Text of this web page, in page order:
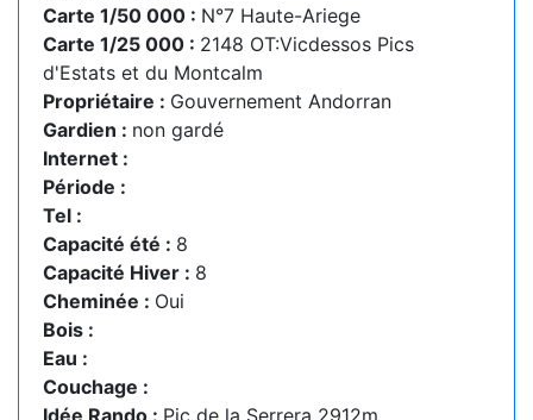
Carte 1/50 000 : N°7 Haute-Ariege
Carte 1/25 000 : 2148 OT:Vicdessos Pics
d'Estats et du Montcalm
Propriétaire : Gouvernement Andorran
Gardien : non gardé
Internet :
Période :
Tel :
Capacité été : 8
Capacité Hiver : 8
Cheminée : Oui
Bois :
Eau :
Couchage :
Idée Rando : Pic de la Serrera 2912m